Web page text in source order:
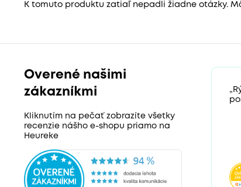
K tomuto produktu zatiaľ nepadli žiadne otázky.
Overené našimi
zákazníkmi
Kliknutím na pečať zobrazíte všetky
recenzie nášho e-shopu priamo na
Heureke